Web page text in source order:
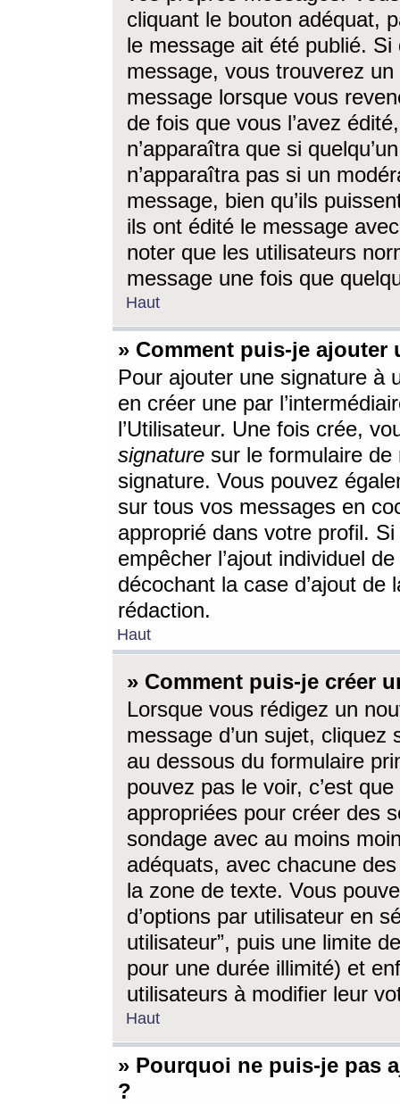
cliquant le bouton adéquat,
le message ait été publié. Si
message, vous trouverez
message lorsque vous
de fois que vous l’avez
n’apparaîtra que si
n’apparaîtra pas si un
message, bien qu’ils
ils ont édité le message
noter que les utilisateurs
message une fois que
Haut
» Comment puis-je ajouter
Pour ajouter une signature à
en créer une par
l’Utilisateur. Une fois crée,
signature sur le formulaire de
signature. Vous pouvez
sur tous vos messages en
approprié dans votre profil.
empêcher l’ajout individuel
décochant la case d’ajout
rédaction.
Haut
» Comment puis-je créer
Lorsque vous rédigez un
message d’un sujet, cliquez
au dessous du formulaire
pouvez pas le voir, c’est
appropriées pour créer des
sondage avec au moins
adéquats, avec chacune
la zone de texte. Vous
d’options par utilisateur en
utilisateur”, puis une limite
pour une durée illimité) et
utilisateurs à modifier leur
Haut
» Pourquoi ne puis-je pas
?